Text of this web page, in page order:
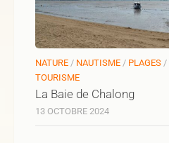
NATURE / NAUTISME / PLAGES /
TOURISME
La Baie de Chalong
13 OCTOBRE 2024